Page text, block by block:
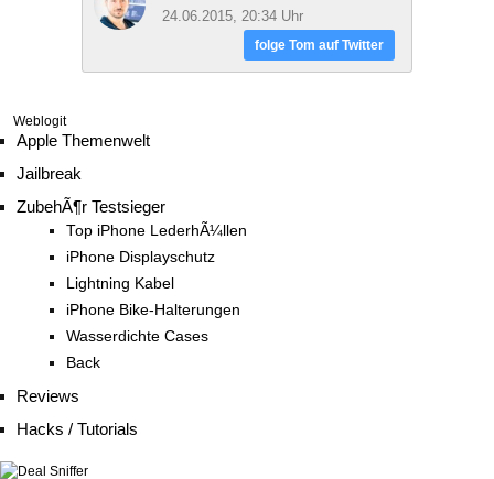
24.06.2015, 20:34 Uhr
folge Tom auf Twitter
Weblogit
Apple Themenwelt
Jailbreak
ZubehÃ¶r Testsieger
Top iPhone LederhÃ¼llen
iPhone Displayschutz
Lightning Kabel
iPhone Bike-Halterungen
Wasserdichte Cases
Back
Reviews
Hacks / Tutorials